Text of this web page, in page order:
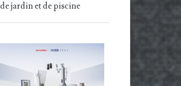
de jardin et de piscine